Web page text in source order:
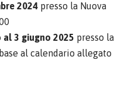
2024 presso la Nuova
al 3 giugno 2025 presso la
al calendario allegato